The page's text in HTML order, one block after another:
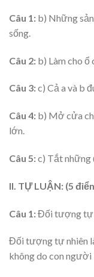
Câu 1: b) Những
sống.
Câu 2: b) Làm cho ổ
Câu 3:c) Cả a và b
Câu 4: b) Mở cửa
lớn.
Câu 5:c) Tắt những
II. TỰ LUẬN: (5
Câu 1:Đối tượng tự
Đối tượng tự nhiên
không do con